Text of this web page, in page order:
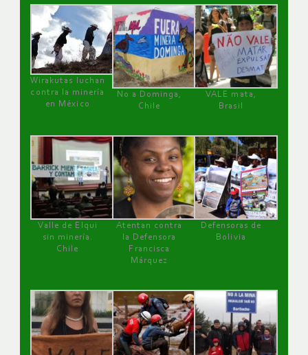
Wirakutas luchan
contra la minería
en México
No a Dominga,
Chile
VALE mata,
Brasil
Valle de Elqui
sin minería.
Chile
Atentan contra
la Defensora
Francisca
Márquez
Defensoras de
Bolivia